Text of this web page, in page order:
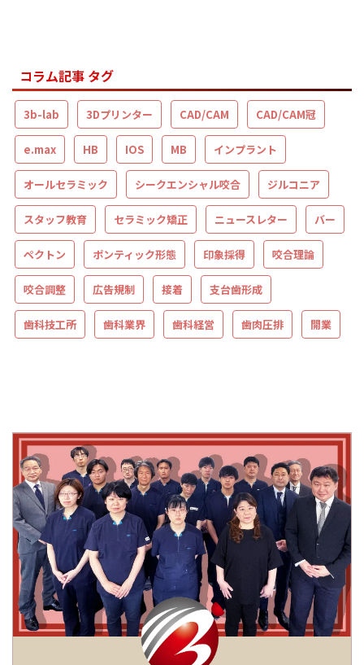
コラム記事 タグ
3b-lab 3Dプリンター CAD/CAM CAD/CAM冠
e.max HB IOS MB インプラント
オールセラミック シークエンシャル咬合 ジルコニア
スタッフ教育 セラミック矯正 ニュースレター バー
ペクトン ポンティック形態 印象採得 咬合理論
咬合調整 広告規制 接着 支台歯形成
歯科技工所 歯科業界 歯科経営 歯肉圧排 開業